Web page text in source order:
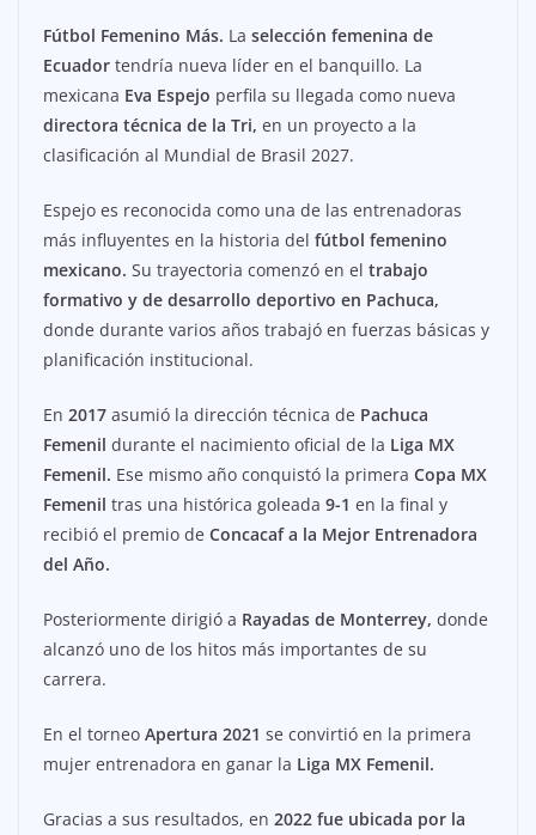
Fútbol Femenino Más. La selección femenina de
Ecuador tendría nueva líder en el banquillo. La
mexicana Eva Espejo perfila su llegada como nueva
directora técnica de la Tri, en un proyecto a la
clasificación al Mundial de Brasil 2027.
Espejo es reconocida como una de las entrenadoras
más influyentes en la historia del fútbol femenino
mexicano. Su trayectoria comenzó en el trabajo
formativo y de desarrollo deportivo en Pachuca,
donde durante varios años trabajó en fuerzas básicas y
planificación institucional.
En 2017 asumió la dirección técnica de Pachuca
Femenil durante el nacimiento oficial de la Liga MX
Femenil. Ese mismo año conquistó la primera Copa MX
Femenil tras una histórica goleada 9-1 en la final y
recibió el premio de Concacaf a la Mejor Entrenadora
del Año.
Posteriormente dirigió a Rayadas de Monterrey, donde
alcanzó uno de los hitos más importantes de su
carrera.
En el torneo Apertura 2021 se convirtió en la primera
mujer entrenadora en ganar la Liga MX Femenil.
Gracias a sus resultados, en 2022 fue ubicada por la